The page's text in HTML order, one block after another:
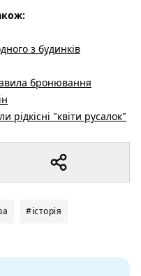
з будинків
бронювання
рідкісні "квіти русалок"
#історія